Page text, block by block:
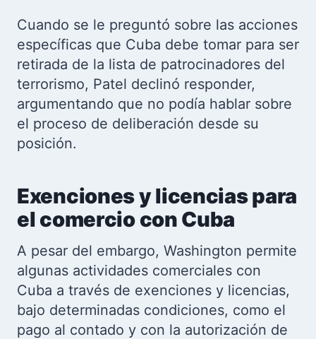
Cuando se le preguntó sobre las acciones
específicas que Cuba debe tomar para ser
retirada de la lista de patrocinadores del
terrorismo, Patel declinó responder,
argumentando que no podía hablar sobre
el proceso de deliberación desde su
posición.
Exenciones y licencias para
el comercio con Cuba
A pesar del embargo, Washington permite
algunas actividades comerciales con
Cuba a través de exenciones y licencias,
bajo determinadas condiciones, como el
pago al contado y con la autorización de